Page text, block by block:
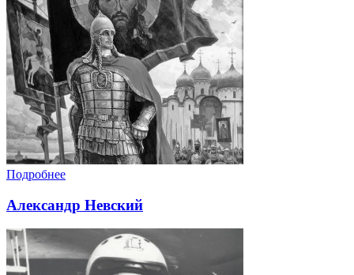
Подробнее
Александр Невский